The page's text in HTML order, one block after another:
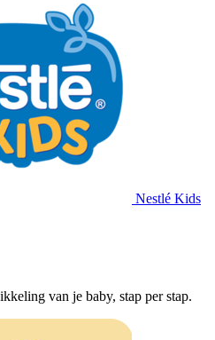
Nestlé Kids
van je baby, stap per stap.